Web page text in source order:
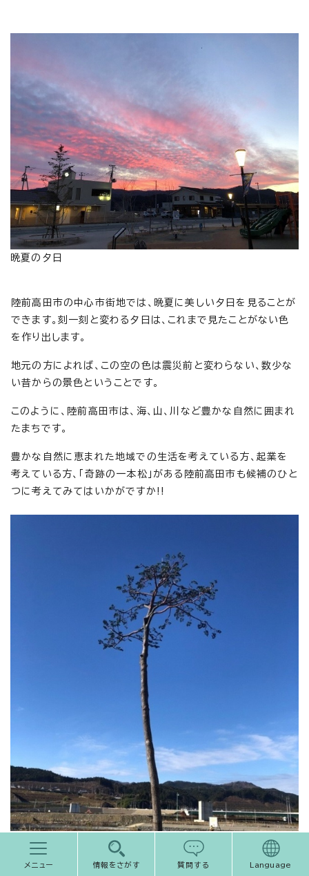
晩夏の夕日
陸前高田市の中心市街地では、晩夏に美しい夕日を見ることが
できます。刻一刻と変わる夕日は、これまで見たことがない色
を作り出します。
地元の方によれば、この空の色は震災前と変わらない、数少な
い昔からの景色ということです。
このように、陸前高田市は、海、山、川など豊かな自然に囲まれ
たまちです。
豊かな自然に恵まれた地域での生活を考えている方、起業を
考えている方、「奇跡の一本松」がある陸前高田市も候補のひと
つに考えてみてはいかがですか!!
メニュー 情報をさがす 質問する Language